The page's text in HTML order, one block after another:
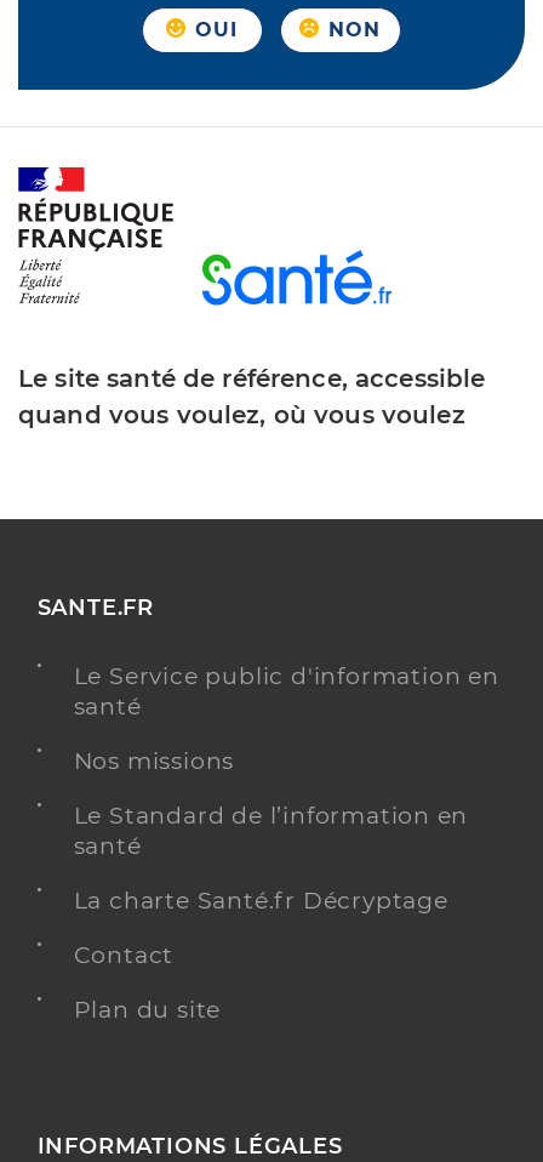
OUI NON
Le site santé de référence, accessible
quand vous voulez, où vous voulez
SANTE.FR
Le Service public d'information en
santé
Nos missions
Le Standard de l’information en
santé
La charte Santé.fr Décryptage
Contact
Plan du site
INFORMATIONS LÉGALES